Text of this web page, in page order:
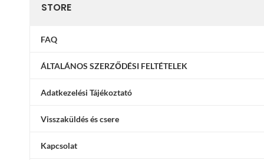
STORE
FAQ
ÁLTALÁNOS SZERZŐDÉSI FELTÉTELEK
Adatkezelési Tájékoztató
Visszaküldés és csere
Kapcsolat